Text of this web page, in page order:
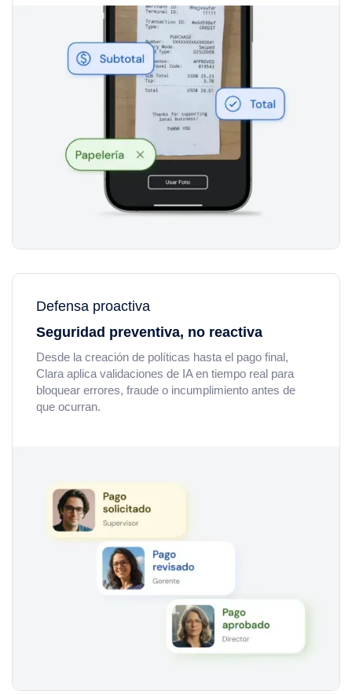
Defensa proactiva
Seguridad preventiva, no reactiva
Desde la creación de políticas hasta el pago final,
Clara aplica validaciones de IA en tiempo real para
bloquear errores, fraude o incumplimiento antes de
que ocurran.